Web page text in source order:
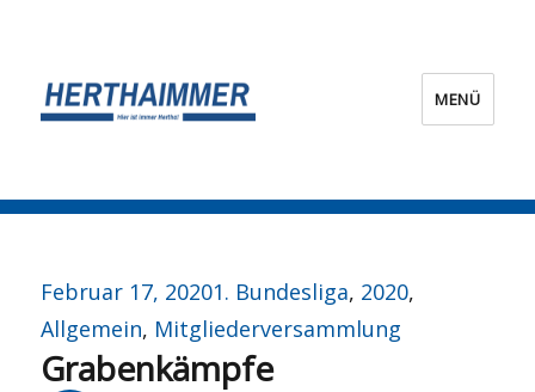
MENÜ
Veröffentlicht
am
Februar 17, 2020Kategorien
1. Bundesliga, 2020,
Allgemein, Mitgliederversammlung
Grabenkämpfe